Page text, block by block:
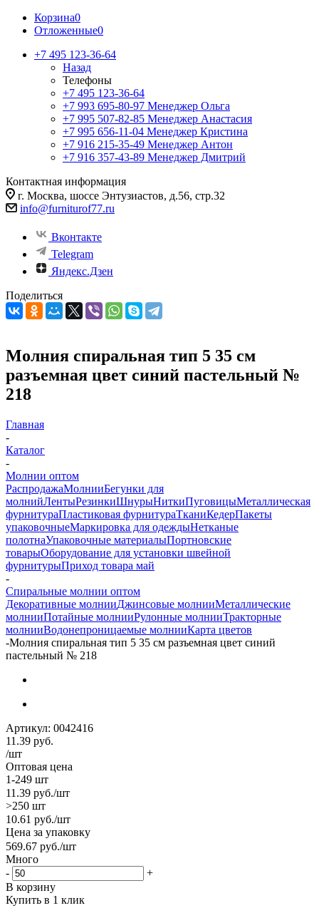
Корзина0
Отложенные0
+7 495 123-36-64
Назад
Телефоны
+7 495 123-36-64
+7 993 695-80-97 Менеджер Ольга
+7 995 507-82-85 Менеджер Анастасия
+7 995 656-11-04 Менеджер Кристина
+7 916 215-35-49 Менеджер Антон
+7 916 357-43-89 Менеджер Дмитрий
Контактная информация
г. Москва, шоссе Энтузиастов, д.56, стр.32
info@furniturof77.ru
Вконтакте
Telegram
Яндекс.Дзен
Поделиться
Молния спиральная тип 5 35 см
разъемная цвет синий пастельный №
218
Главная
-
Каталог
-
Молнии оптом
РаспродажаМолнииБегунки для
молнийЛентыРезинкиШнурыНиткиПуговицыМеталлическая
фурнитураПластиковая фурнитураТканиКедерПакеты
упаковочныеМаркировка для одеждыНетканые
полотнаУпаковочные материалыПортновские
товарыОборудование для установки швейной
фурнитурыПриход товара май
-
Спиральные молнии оптом
Декоративные молнииДжинсовые молнииМеталлические
молнииПотайные молнииРулонные молнииТракторные
молнииВодонепроницаемые молнииКарта цветов
-Молния спиральная тип 5 35 см разъемная цвет синий
пастельный № 218
Артикул: 0042416
11.39 руб.
/шт
Оптовая цена
1-249 шт
11.39 руб./шт
>250 шт
10.61 руб./шт
Цена за упаковку
569.67 руб./шт
Много
-
+
В корзину
Купить в 1 клик